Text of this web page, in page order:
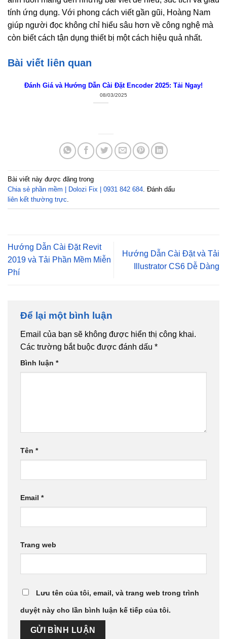
tính ứng dụng. Với phong cách viết gần gũi, Hoàng Nam
giúp người đọc không chỉ hiểu sâu hơn về công nghệ mà
còn biết cách tận dụng thiết bị một cách hiệu quả nhất.
Bài viết liên quan
Đánh Giá và Hướng Dẫn Cài Đặt Encoder 2025: Tải Ngay!
08/03/2025
Bài viết này được đăng trong
Chia sẻ phần mềm | Dolozi Fix | 0931 842 684 . Đánh dấu
liên kết thường trực
Hướng Dẫn Cài Đặt Revit
2019 và Tải Phần Mềm Miễn
Phí
Hướng Dẫn Cài Đặt và Tải
Illustrator CS6 Dễ Dàng
Để lại một bình luận
Email của bạn sẽ không được hiển thị công khai.
Các trường bắt buộc được đánh dấu *
Bình luận *
Tên *
Email *
Trang web
Lưu tên của tôi, email, và trang web trong trình
duyệt này cho lần bình luận kế tiếp của tôi.